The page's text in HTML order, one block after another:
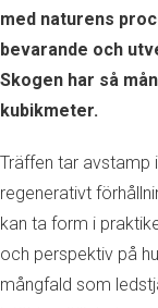
med naturens
bevarande och
Skogen har så
kubikmeter.
Träffen tar avstamp
regenerativt
kan ta form i
och perspektiv på
mångfald som